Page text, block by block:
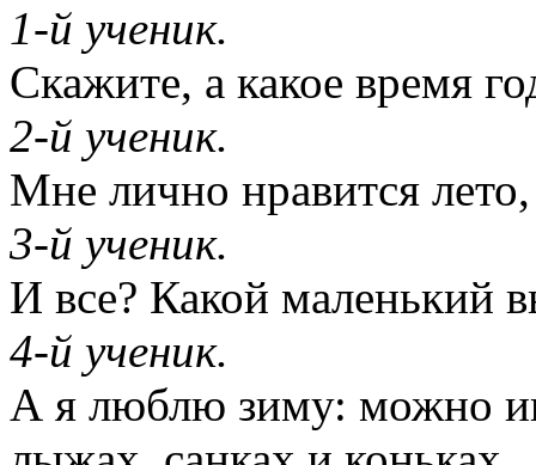
1-й ученик.
Скажите, а какое время
2-й ученик.
Мне лично нравится
3-й ученик.
И все? Какой маленький
4-й ученик.
А я люблю зиму: можно